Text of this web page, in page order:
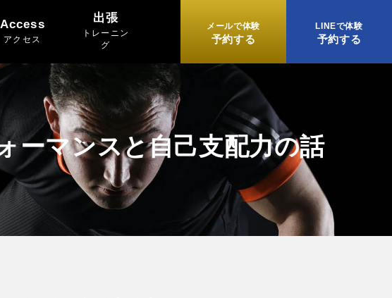
Access
アクセス
出張
トレーニン
グ
メールで体験
予約する
LINEで体験
予約する
マンスと自己支配力の話